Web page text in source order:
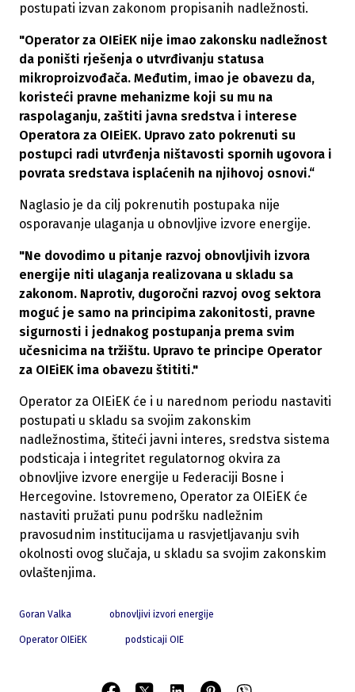
postupati izvan zakonom propisanih nadležnosti.
"Operator za OIEiEK nije imao zakonsku nadležnost
da poništi rješenja o utvrđivanju statusa
mikroproizvođača. Međutim, imao je obavezu da,
koristeći pravne mehanizme koji su mu na
raspolaganju, zaštiti javna sredstva i interese
Operatora za OIEiEK. Upravo zato pokrenuti su
postupci radi utvrđenja ništavosti spornih ugovora i
povrata sredstava isplaćenih na njihovoj osnovi.“
Naglasio je da cilj pokrenutih postupaka nije
osporavanje ulaganja u obnovljive izvore energije.
"Ne dovodimo u pitanje razvoj obnovljivih izvora
energije niti ulaganja realizovana u skladu sa
zakonom. Naprotiv, dugoročni razvoj ovog sektora
moguć je samo na principima zakonitosti, pravne
sigurnosti i jednakog postupanja prema svim
učesnicima na tržištu. Upravo te principe Operator
za OIEiEK ima obavezu štititi."
Operator za OIEiEK će i u narednom periodu nastaviti
postupati u skladu sa svojim zakonskim
nadležnostima, štiteći javni interes, sredstva sistema
podsticaja i integritet regulatornog okvira za
obnovljive izvore energije u Federaciji Bosne i
Hercegovine. Istovremeno, Operator za OIEiEK će
nastaviti pružati punu podršku nadležnim
pravosudnim institucijama u rasvjetljavanju svih
okolnosti ovog slučaja, u skladu sa svojim zakonskim
ovlaštenjima.
Goran Valka obnovljivi izvori energije
Operator OIEiEK podsticaji OIE